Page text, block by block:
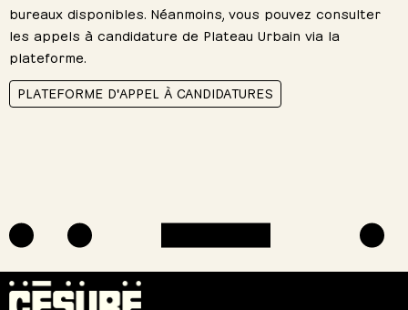
bureaux disponibles. Néanmoins, vous pouvez consulter
les appels à candidature de Plateau Urbain via la
plateforme.
PLATEFORME D'APPEL À CANDIDATURES